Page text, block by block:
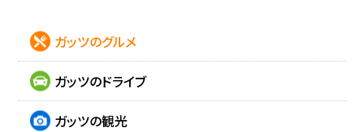
ガッツのグルメ
ガッツのドライブ
ガッツの観光